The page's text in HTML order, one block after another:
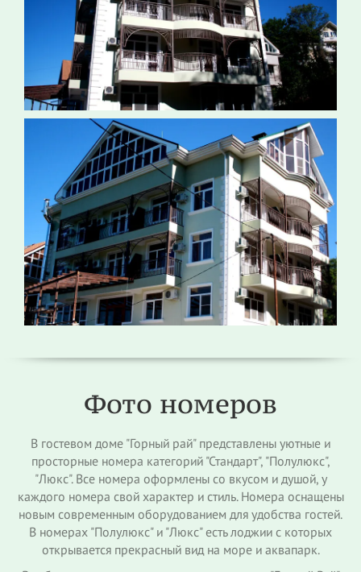
Фото номеров
В гостевом доме "Горный рай" представлены уютные и
просторные номера категорий "Стандарт", "Полулюкс",
"Люкс". Все номера оформлены со вкусом и душой, у
каждого номера свой характер и стиль. Номера оснащены
новым современным оборудованием для удобства гостей.
В номерах "Полулюкс" и "Люкс" есть лоджии с которых
открывается прекрасный вид на море и аквапарк.